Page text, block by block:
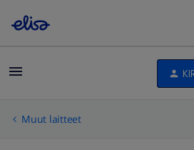
Muut laitteet